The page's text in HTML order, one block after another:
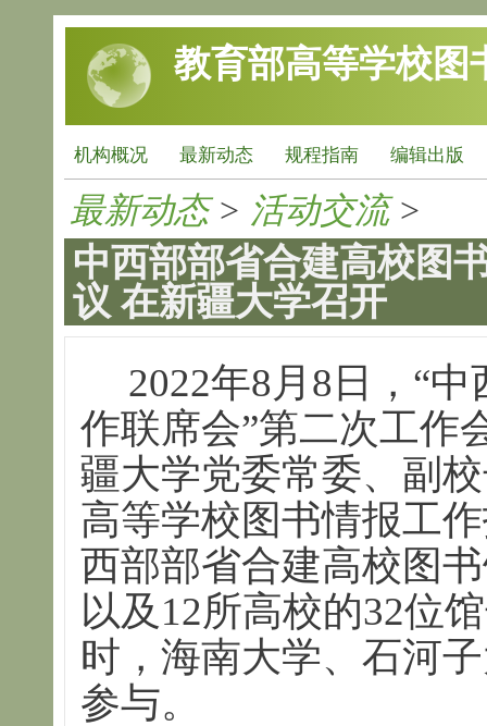
跳转到主要内容
教育部高等学校图
机构概况 最新动态 规程指南 编辑出版
最新动态> 活动交流>
中西部部省合建高校图
议 在新疆大学召开
2022年8月8日，“
作联席会”第二次工作
疆大学党委常委、副
高等学校图书情报工
西部部省合建高校图
以及12所高校的32位
时，海南大学、石河
参与。